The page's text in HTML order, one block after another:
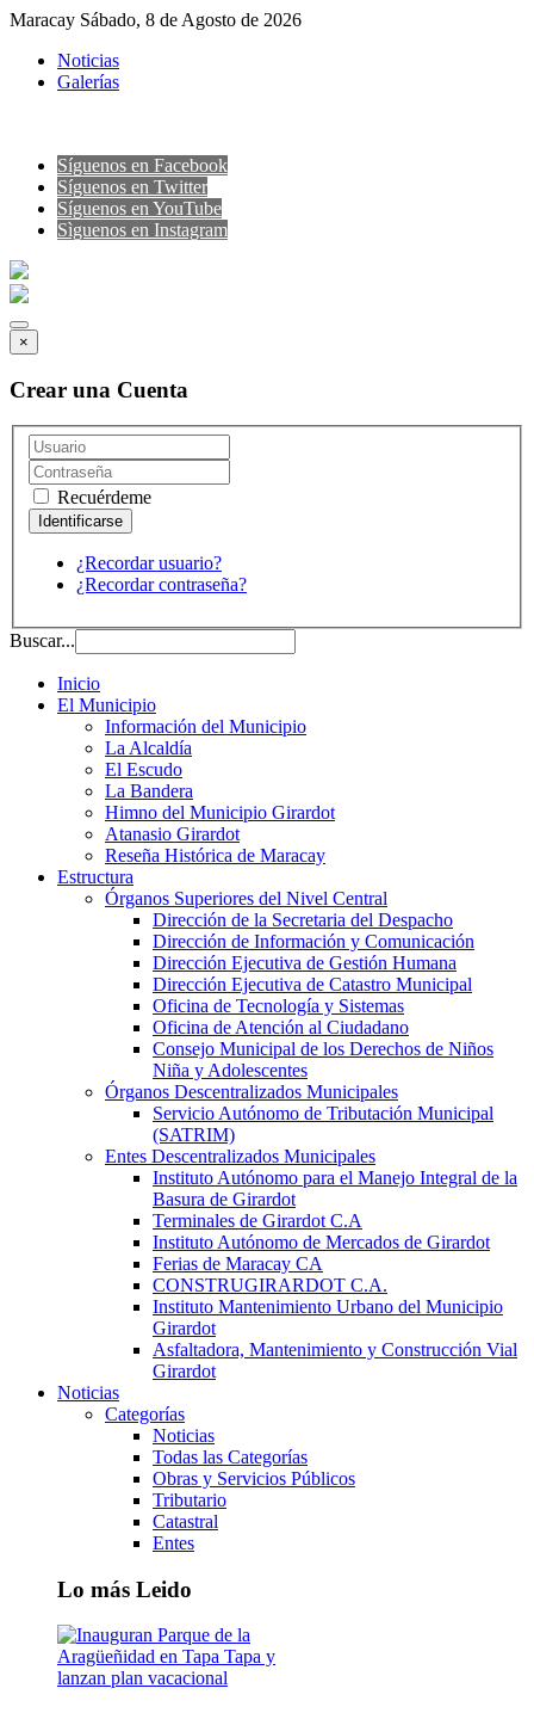
Maracay Sábado, 8 de Agosto de 2026
Noticias
Galerías
Síguenos en Facebook
Síguenos en Twitter
Síguenos en YouTube
Sìguenos en Instagram
×
Crear una Cuenta
Recuérdeme
¿Recordar usuario?
¿Recordar contraseña?
Buscar...
Inicio
El Municipio
Información del Municipio
La Alcaldía
El Escudo
La Bandera
Himno del Municipio Girardot
Atanasio Girardot
Reseña Histórica de Maracay
Estructura
Órganos Superiores del Nivel Central
Dirección de la Secretaria del Despacho
Dirección de Información y Comunicación
Dirección Ejecutiva de Gestión Humana
Dirección Ejecutiva de Catastro Municipal
Oficina de Tecnología y Sistemas
Oficina de Atención al Ciudadano
Consejo Municipal de los Derechos de Niños
Niña y Adolescentes
Órganos Descentralizados Municipales
Servicio Autónomo de Tributación Municipal
(SATRIM)
Entes Descentralizados Municipales
Instituto Autónomo para el Manejo Integral de la
Basura de Girardot
Terminales de Girardot C.A
Instituto Autónomo de Mercados de Girardot
Ferias de Maracay CA
CONSTRUGIRARDOT C.A.
Instituto Mantenimiento Urbano del Municipio
Girardot
Asfaltadora, Mantenimiento y Construcción Vial
Girardot
Noticias
Categorías
Noticias
Todas las Categorías
Obras y Servicios Públicos
Tributario
Catastral
Entes
Lo más Leido